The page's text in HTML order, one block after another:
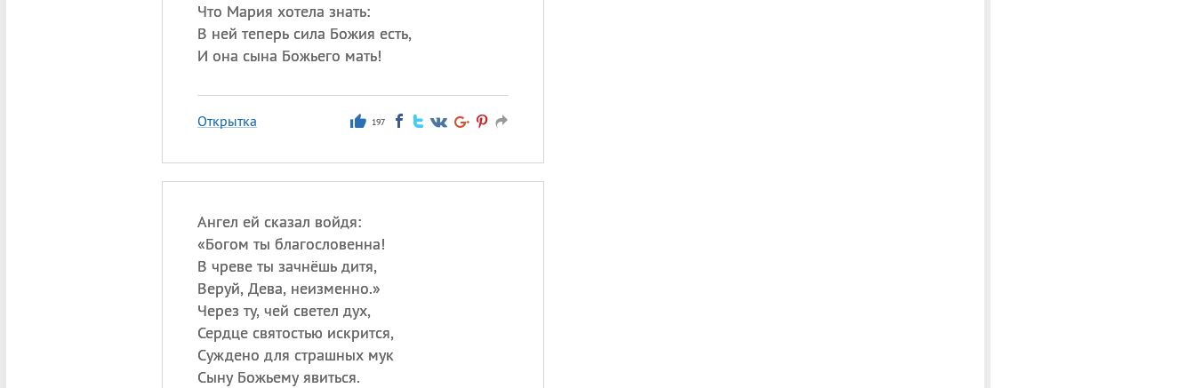
Что Мария хотела знать:
В ней теперь сила Божия есть,
И она сына Божьего мать!
Открытка 197
Ангел ей сказал войдя:
«Богом ты благословенна!
В чреве ты зачнёшь дитя,
Веруй, Дева, неизменно.»
Через ту, чей светел дух,
Сердце святостью искрится,
Суждено для страшных мук
Сыну Божьему явиться.